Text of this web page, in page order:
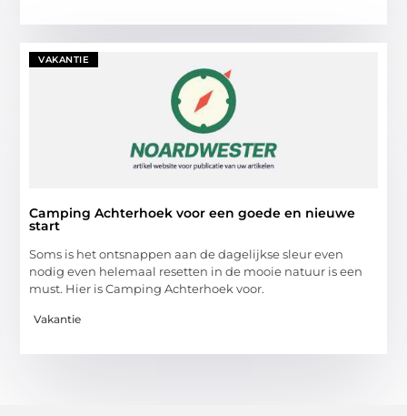
VAKANTIE
Camping Achterhoek voor een goede en nieuwe
start
Soms is het ontsnappen aan de dagelijkse sleur even
nodig even helemaal resetten in de mooie natuur is een
must. Hier is Camping Achterhoek voor.
Vakantie